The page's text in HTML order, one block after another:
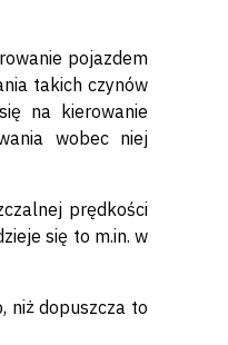
pojazdem
takich czynów
na kierowanie
wobec niej
prędkości
się to m.in. w
niż dopuszcza to